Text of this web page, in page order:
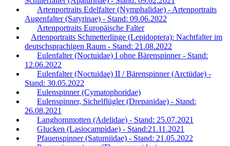
Artenportraits Edelfalter (Nymphalidae) - Artenportraits
Augenfalter (Satyrinae) - Stand: 09.06.2022
Artenportraits Europäische Falter
Artenportraits Schmetterlinge (Lepidoptera): Nachtfalter im
deutschsprachigen Raum - Stand: 21.08.2022
Eulenfalter (Noctuidae) I ohne Bärenspinner - Stand:
12.06.2022
Eulenfalter (Noctuidae) II / Bärenspinner (Arctiidae) -
Stand: 30.05.2022
Eulenspinner (Cymatophoridae)
Eulenspinner, Sichelflügler (Drepanidae) - Stand:
26.08.2021
Langhornmotten (Adelidae) - Stand: 25.07.2021
Glucken (Lasiocampidae) - Stand:21.11.2021
Pfauenspinner (Saturniidae) - Stand: 21.05.2022